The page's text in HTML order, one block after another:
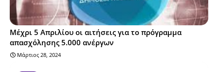
Μέχρι 5 Απριλίου οι αιτήσεις για το πρόγραμμα
απασχόλησης 5.000 ανέργων
Μάρτιος 28, 2024